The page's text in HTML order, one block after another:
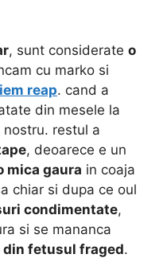
, sunt considerate o
cu marko si
reap. cand a
din mesele la
restul a
, deoarece e un
mica gaura in coaja
chiar si dupa ce oul
condimentate,
si se mananca
fetusul fraged.